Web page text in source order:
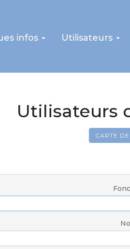
infos Utilisateurs
Utilisateurs
CARTE